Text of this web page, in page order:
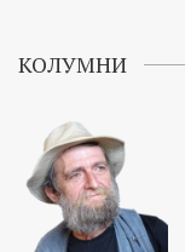
КОЛУМНИ